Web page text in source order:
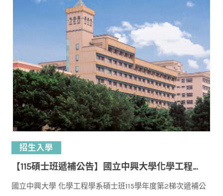
招生入學
【115碩士班遞補公告】國立中興大學化學工程學系碩士班115學年度入學第2梯次遞補公告
國立中興大學 化學工程學系碩士班115學年度第2梯次遞補公